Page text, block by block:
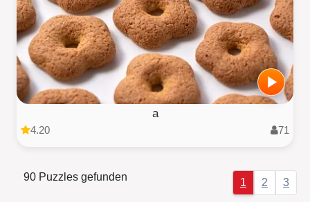
a
4.20 71
90 Puzzles gefunden 1 2 3